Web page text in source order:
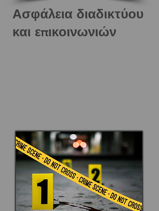
Ασφάλεια διαδικτύου
και επικοινωνιών